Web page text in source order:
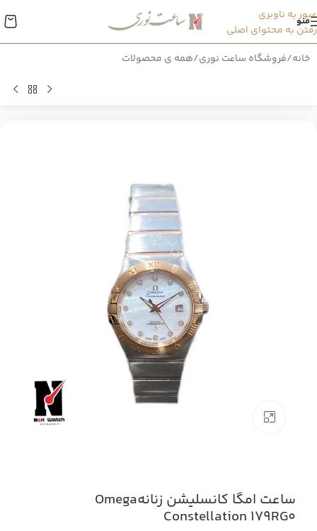
عبور به ناوبری
رفتن به محتوای اصلی
منو
خانه/فروشگاه ساعت نوری/همه ی محصولات
ساعت امگا کانسلیشن زنانهOmega
Constellation 179RG۰